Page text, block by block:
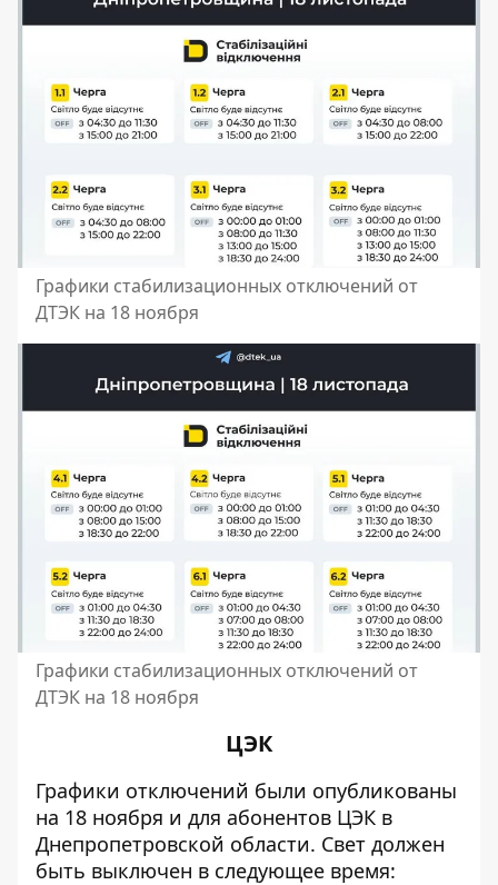
Графики стабилизационных отключений от
ДТЭК на 18 ноября
Графики стабилизационных отключений от
ДТЭК на 18 ноября
ЦЭК
Графики отключений были опубликованы
на 18 ноября и для абонентов ЦЭК в
Днепропетровской области. Свет должен
быть выключен в следующее время: